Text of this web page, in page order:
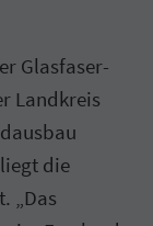
Glasfaser-
Landkreis
die
„Das